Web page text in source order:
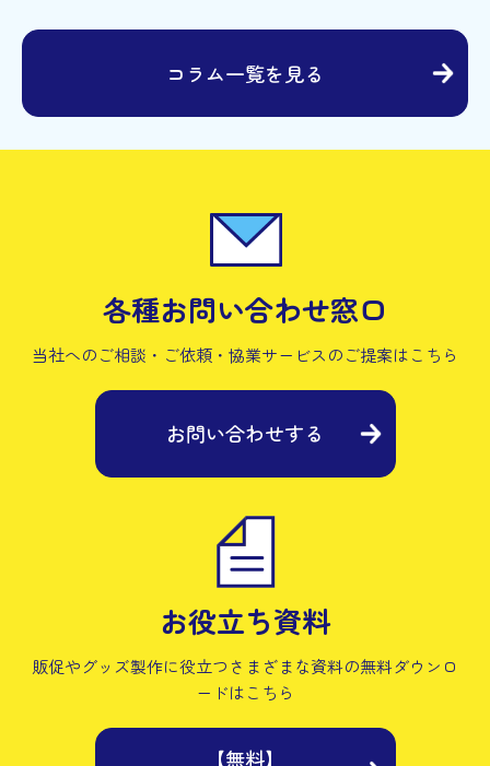
コラム一覧を見る
各種お問い合わせ窓口
当社へのご相談・ご依頼・協業サービスのご提案はこちら
お問い合わせする
お役立ち資料
販促やグッズ製作に役立つさまざまな資料の無料ダウンロ
ードはこちら
【無料】